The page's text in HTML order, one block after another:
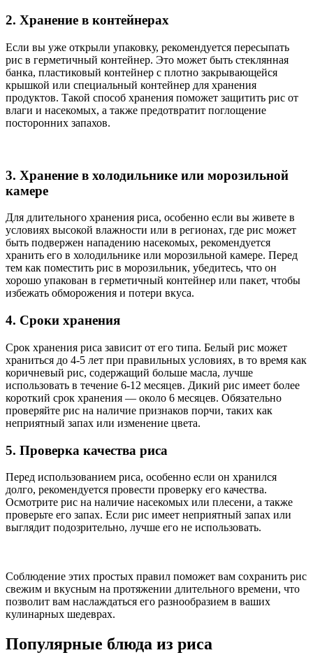
2. Хранение в контейнерах
Если вы уже открыли упаковку, рекомендуется пересыпать
рис в герметичный контейнер. Это может быть стеклянная
банка, пластиковый контейнер с плотно закрывающейся
крышкой или специальный контейнер для хранения
продуктов. Такой способ хранения поможет защитить рис от
влаги и насекомых, а также предотвратит поглощение
посторонних запахов.
3. Хранение в холодильнике или морозильной
камере
Для длительного хранения риса, особенно если вы живете в
условиях высокой влажности или в регионах, где рис может
быть подвержен нападению насекомых, рекомендуется
хранить его в холодильнике или морозильной камере. Перед
тем как поместить рис в морозильник, убедитесь, что он
хорошо упакован в герметичный контейнер или пакет, чтобы
избежать обморожения и потери вкуса.
4. Сроки хранения
Срок хранения риса зависит от его типа. Белый рис может
храниться до 4-5 лет при правильных условиях, в то время как
коричневый рис, содержащий больше масла, лучше
использовать в течение 6-12 месяцев. Дикий рис имеет более
короткий срок хранения — около 6 месяцев. Обязательно
проверяйте рис на наличие признаков порчи, таких как
неприятный запах или изменение цвета.
5. Проверка качества риса
Перед использованием риса, особенно если он хранился
долго, рекомендуется провести проверку его качества.
Осмотрите рис на наличие насекомых или плесени, а также
проверьте его запах. Если рис имеет неприятный запах или
выглядит подозрительно, лучше его не использовать.
Соблюдение этих простых правил поможет вам сохранить рис
свежим и вкусным на протяжении длительного времени, что
позволит вам наслаждаться его разнообразием в ваших
кулинарных шедеврах.
Популярные блюда из риса